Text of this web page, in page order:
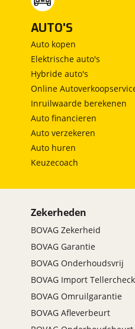
AUTO'S
Auto kopen
Elektrische auto's
Hybride auto's
Online
Inruilwaarde berekenen
Auto financieren
Auto verzekeren
Auto huren
Keuzecoach
Zekerheden
BOVAG Zekerheid
BOVAG Garantie
BOVAG Onderhoudsvrij
BOVAG Import Tellercheck
BOVAG Omruilgarantie
BOVAG Afleverbeurt